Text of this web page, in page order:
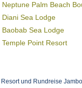
Palm Beach
Sea Lodge
Sea Lodge
Point Resort
und Rundreise